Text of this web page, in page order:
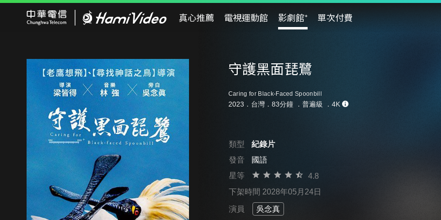
真心推薦 電視運動館 影劇館⁺ 單次付費
守護黑面琵鷺
Caring for Black-Faced Spoonbill
2023．台灣．83分鐘 ． 普遍級 ．4K
類型
紀錄片
發音
國語
星等
4.8
下架時間 2028年05月24日
演員 吳念真